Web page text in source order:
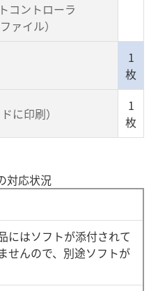
ントローラ
イル）
1
枚
に印刷）
1
枚
対応状況
にはソフトが添付されて
せんので、別途ソフトが